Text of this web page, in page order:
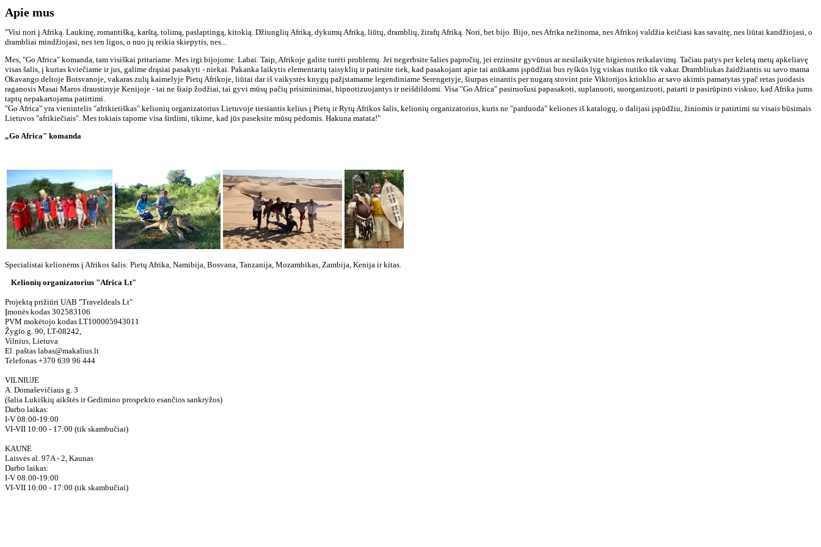
Apie mus
"Visi nori į Afriką. Laukinę, romantišką, karštą, tolimą, paslaptingą, kitokią. Džiunglių Afriką, dykumų Afriką, liūtų, dramblių, žirafų Afriką. Nori, bet bijo. Bijo, nes Afrika nežinoma, nes Afrikoj valdžia keičiasi kas savaitę, nes liūtai kandžiojasi, o
drambliai mindžiojasi, nes ten ligos, o nuo jų reikia skiepytis, nes...
Mes, "Go Africa" komanda, tam visiškai pritariame. Mes irgi bijojome. Labai. Taip, Afrikoje galite turėti problemų. Jei negerbsite šalies papročių, jei erzinsite gyvūnus ar nesilaikysite higienos reikalavimų. Tačiau patys per keletą metų apkeliavę
visas šalis, į kurias kviečiame ir jus, galime drąsiai pasakyti - niekai. Pakanka laikytis elementarių taisyklių ir patirsite tiek, kad pasakojant apie tai anūkams įspūdžiai bus ryškūs lyg viskas nutiko tik vakar. Drambliukas žaidžiantis su savo mama
Okavango deltoje Botsvanoje, vakaras zulų kaimelyje Pietų Afrikoje, liūtai dar iš vaikystės knygų pažįstamame legendiniame Serengetyje, šiurpas einantis per nugarą stovint prie Viktorijos krioklio ar savo akimis pamatytas ypač retas juodasis
raganosis Masai Maros draustinyje Kenijoje - tai ne šiaip žodžiai, tai gyvi mūsų pačių prisiminimai, hipnotizuojantys ir neišdildomi. Visa "Go Africa" pasiruošusi papasakoti, suplanuoti, suorganizuoti, patarti ir pasirūpinti viskuo, kad Afrika jums
taptų nepakartojama patirtimi.
"Go Africa" yra vienintelis "afrikietiškas" kelionių organizatorius Lietuvoje tiesiantis kelius į Pietų ir Rytų Afrikos šalis, kelionių organizatorius, kuris ne "parduoda" keliones iš katalogų, o dalijasi įspūdžiu, žiniomis ir patirtimi su visais būsimais
Lietuvos "afrikiečiais". Mes tokiais tapome visa širdimi, tikime, kad jūs paseksite mūsų pėdomis. Hakuna matata!"
„Go Africa" komanda
Specialistai kelionėms į Afrikos šalis: Pietų Afrika, Namibija, Bosvana, Tanzanija, Mozambikas, Zambija, Kenija ir kitas.
Kelionių organizatorius "Africa Lt"
Projektą prižiūri UAB "Traveldeals Lt"
Įmonės kodas 302583106
PVM mokėtojo kodas LT100005943011
Žygio g. 90, LT-08242,
Vilnius, Lietuva
El. paštas labas@makalius.lt
Telefonas +370 639 96 444
VILNIUJE
A. Domaševičiaus g. 3
(šalia Lukiškių aikštės ir Gedimino prospekto esančios sankryžos)
Darbo laikas:
I-V 08:00-19:00
VI-VII 10:00 - 17:00 (tik skambučiai)
KAUNE
Laisvės al. 97A - 2, Kaunas
Darbo laikas:
I-V 08:00-19:00
VI-VII 10:00 - 17:00 (tik skambučiai)